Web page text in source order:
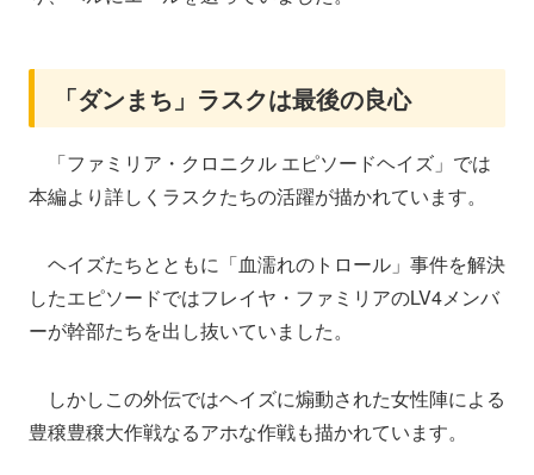
「ダンまち」ラスクは最後の良心
「ファミリア・クロニクル エピソードヘイズ」では
本編より詳しくラスクたちの活躍が描かれています。
ヘイズたちとともに「血濡れのトロール」事件を解決
したエピソードではフレイヤ・ファミリアのLV4メンバ
ーが幹部たちを出し抜いていました。
しかしこの外伝ではヘイズに煽動された女性陣による
豊穣豊穣大作戦なるアホな作戦も描かれています。